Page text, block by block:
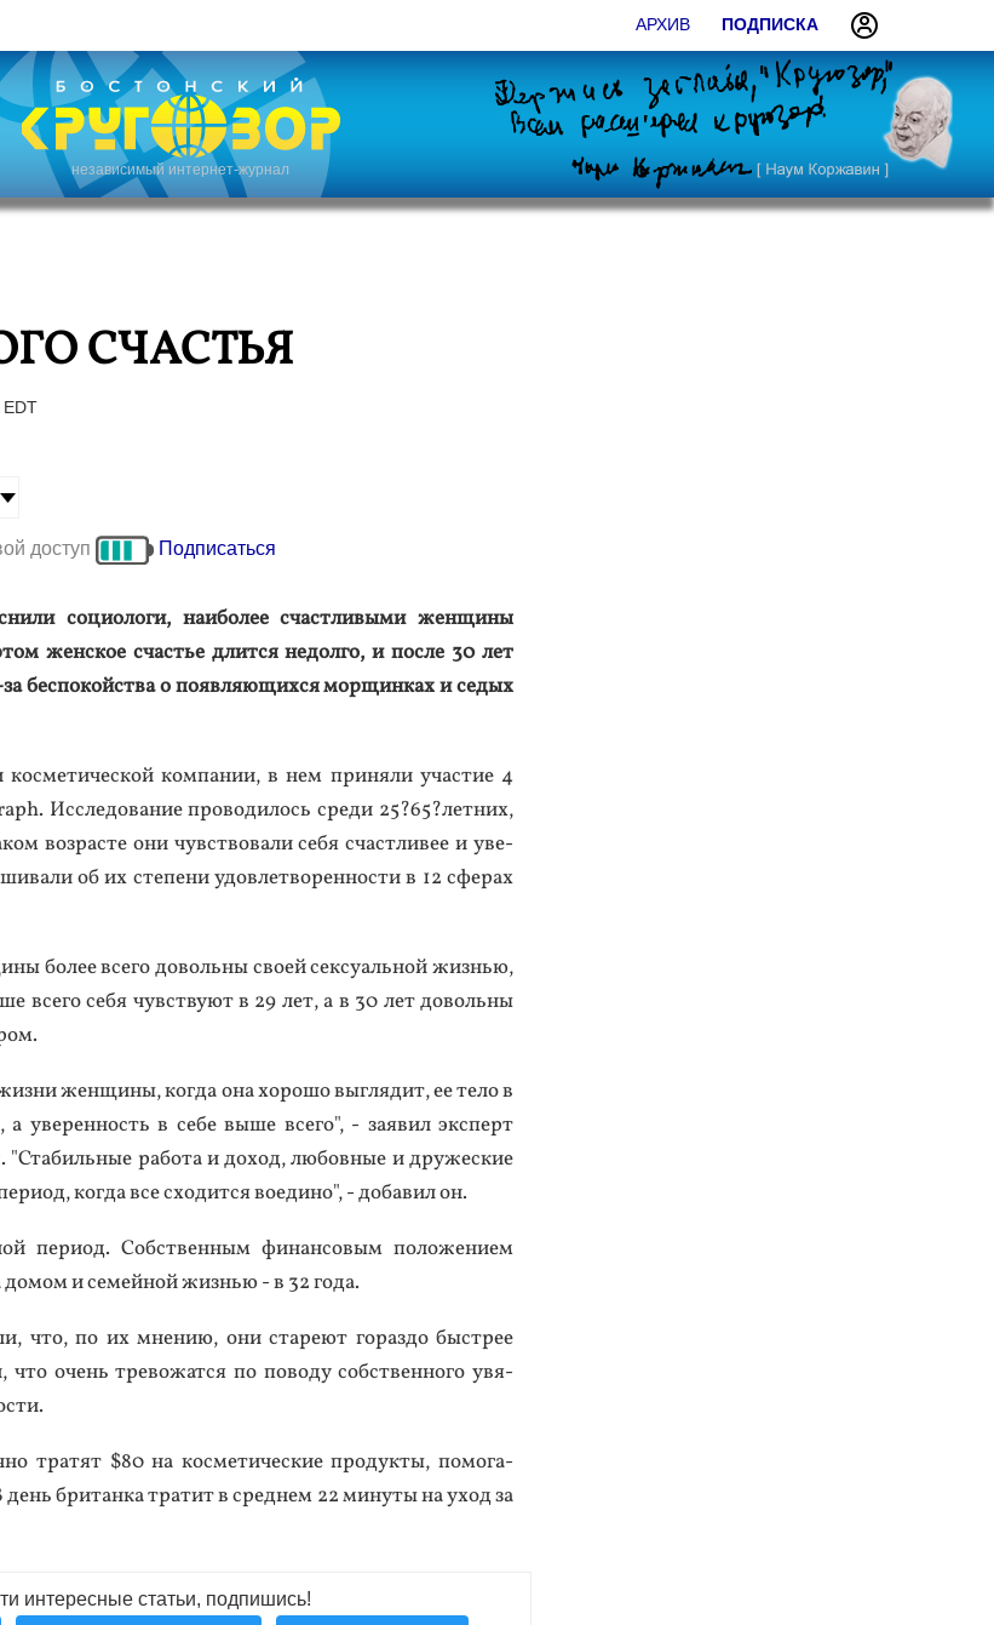
АРХИВ ПОДПИСКА
независимый интернет-журнал
СЧАСТЬЯ
доступ Подписаться
со­ци­оло­ги, на­ибо­лее счас­тли­выми жен­щи­ны
жен­ское счастье длит­ся не­дол­го, и пос­ле 30 лет
бес­по­кой­ства о по­яв­ля­ющих­ся мор­щинках и се­дых
ком­па­нии, в нем при­няли учас­тие 4
Ис­сле­дова­ние про­води­лось сре­ди 25?65?лет­них,
воз­расте они чувс­тво­вали се­бя счас­тли­вее и уве­
об их сте­пени удов­летво­рен­ности в 12 сфе­рах
бо­лее все­го до­воль­ны сво­ей сек­су­аль­ной жизнью,
все­го се­бя чувс­тву­ют в 29 лет, а в 30 лет до­воль­ны
жен­щи­ны, ког­да она хо­рошо выг­ля­дит, ее те­ло в
уве­рен­ность в се­бе вы­ше все­го", - за­явил эк­сперт
ра­бота и до­ход, лю­бов­ные и дру­жес­кие
ког­да все схо­дит­ся во­еди­но", - до­бавил он.
пе­ри­од. Собс­твен­ным фи­нан­со­вым по­ложе­ни­ем
и се­мей­ной жизнью - в 32 го­да.
что, по их мне­нию, они ста­ре­ют го­раз­до быс­трее
очень тре­вожат­ся по по­воду собс­твен­но­го увя­
тра­тят $80 на кос­ме­тичес­кие про­дук­ты, по­мога­
бри­тан­ка тра­тит в сред­нем 22 ми­нуты на уход за
интересные статьи, подпишись!